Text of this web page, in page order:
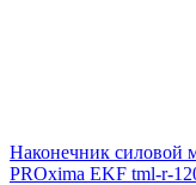
Наконечник
PROxima EKF tml-r-